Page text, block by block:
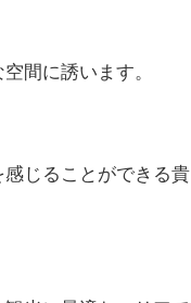
間に誘います。
じることができる貴